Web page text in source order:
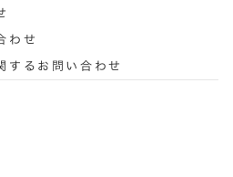
わせ
するお問い合わせ